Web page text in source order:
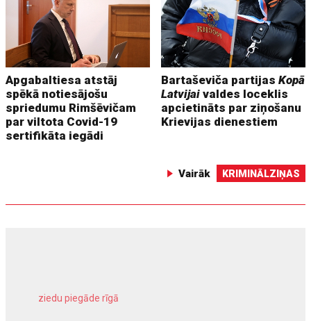
Apgabaltiesa atstāj
spēkā notiesājošu
spriedumu Rimšēvičam
par viltota Covid-19
sertifikāta iegādi
Bartaševiča partijasKopā
Latvijai valdes loceklis
apcietināts par ziņošanu
Krievijas dienestiem
Vairāk KRIMINĀLZIŅAS
ziedu piegāde rīgā